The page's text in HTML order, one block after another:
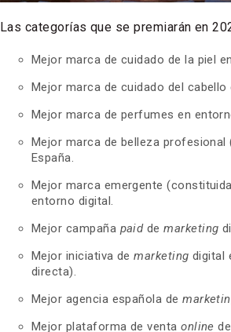
Las categorías que se premiarán en
Mejor marca de cuidado de la piel
Mejor marca de cuidado del
Mejor marca de perfumes en
Mejor marca de belleza
España.
Mejor marca emergente
entorno digital.
Mejor campaña paid demarketing
Mejor iniciativa demarketingdigital
directa).
Mejor agencia española de
Mejor plataforma de ventaonline